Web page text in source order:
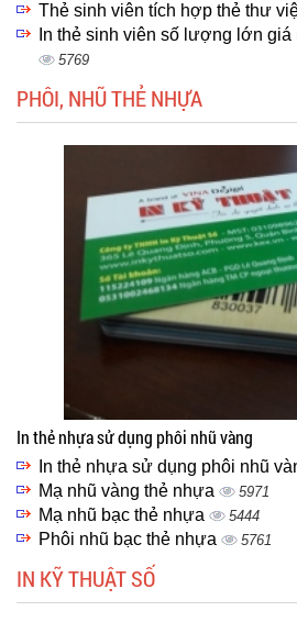
Thẻ sinh viên tích hợp thẻ thư
In thẻ sinh viên số lượng lớn giá
5769
PHÔI, NHŨ THẺ NHỰA
In thẻ nhựa sử dụng phôi nhũ vàng
In thẻ nhựa sử dụng phôi nhũ
Mạ nhũ vàng thẻ nhựa 5971
Mạ nhũ bạc thẻ nhựa 5444
Phôi nhũ bạc thẻ nhựa 5761
IN KỸ THUẬT SỐ